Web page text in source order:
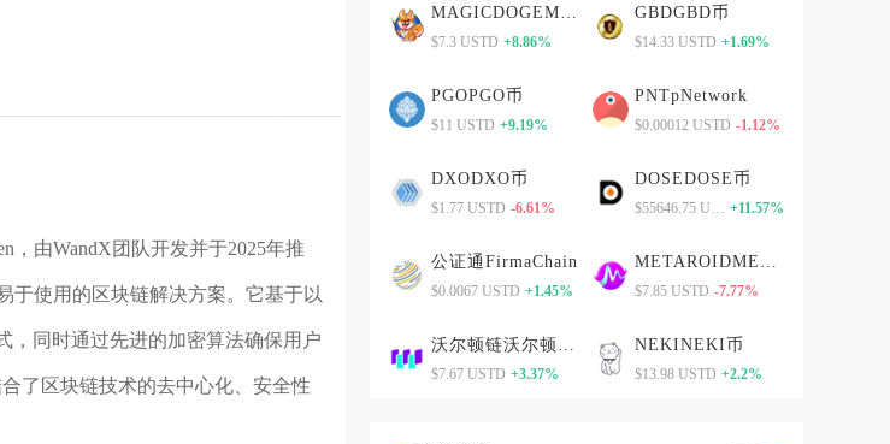
，由WandX团队开发并于2025年推
于使用的区块链解决方案。它基于以
，同时通过先进的加密算法确保用户
了区块链技术的去中心化、安全性
MAGICDOGEMAGICDOGE币
$7.3 USTD +8.86%
GBDGBD币
$14.33 USTD +1.69%
PGOPGO币
$11 USTD +9.19%
PNTpNetwork
$0.00012 USTD -1.12%
DXODXO币
$1.77 USTD -6.61%
DOSEDOSE币
$55646.75 USTD +11.57%
公证通FirmaChain
$0.0067 USTD +1.45%
METAROIDMETAROID币
$7.85 USTD -7.77%
沃尔顿链沃尔顿链币
$7.67 USTD +3.37%
NEKINEKI币
$13.98 USTD +2.2%